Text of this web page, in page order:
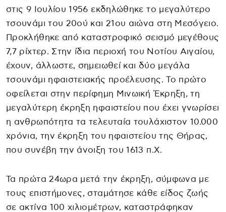
στις 9 Ιουλίου 1956 εκδηλώθηκε το μεγαλύτερο
τσουνάμι του 20ού και 21ου αιώνα στη Μεσόγειο.
Προκλήθηκε από καταστροφικό σεισμό μεγέθους
7,7 ρίχτερ. Στην ίδια περιοχή του Νοτίου Αιγαίου,
έχουν, άλλωστε, σημειωθεί και δύο μεγάλα
τσουνάμι ηφαιστειακής προέλευσης. Το πρώτο
οφείλεται στην περίφημη Μινωική Έκρηξη, τη
μεγαλύτερη έκρηξη ηφαιστείου που έχει γνωρίσει
η ανθρωπότητα τα τελευταία τουλάχιστον 10.000
χρόνια, την έκρηξη του ηφαιστείου της Θήρας,
που συνέβη την άνοιξη του 1613 π.Χ.
Τα πρώτα 24ωρα μετά την έκρηξη, σύμφωνα με
τους επιστήμονες, σταμάτησε κάθε είδος ζωής
σε ακτίνα 100 χιλιομέτρων, καταστράφηκαν